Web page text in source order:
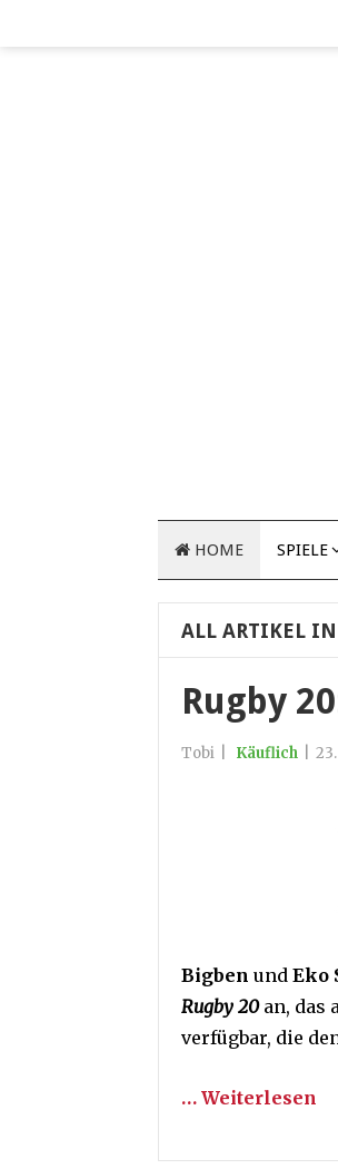
HOME SPIELE
ALL ARTIKEL IN
Rugby
Tobi Käuflich
Bigben und Eko
Rugby 20an, das
verfügbar, die
… Weiterlesen